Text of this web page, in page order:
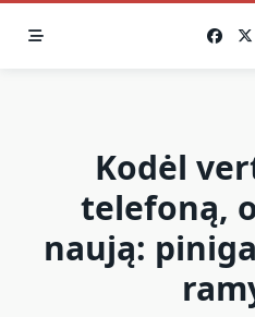
Kodėl
telefoną,
naują: